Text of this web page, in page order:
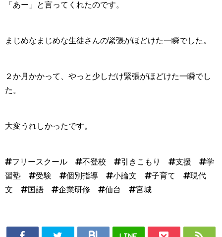
「あー」と言ってくれたのです。
まじめなまじめな生徒さんの緊張がほどけた一瞬でした。
２か月かかって、やっと少しだけ緊張がほどけた一瞬でし
た。
大変うれしかったです。
#フリースクール #不登校 #引きこもり #支援 #学
習塾 #受験 #個別指導 #小論文 #子育て #現代
文 #国語 #企業研修 #仙台 #宮城